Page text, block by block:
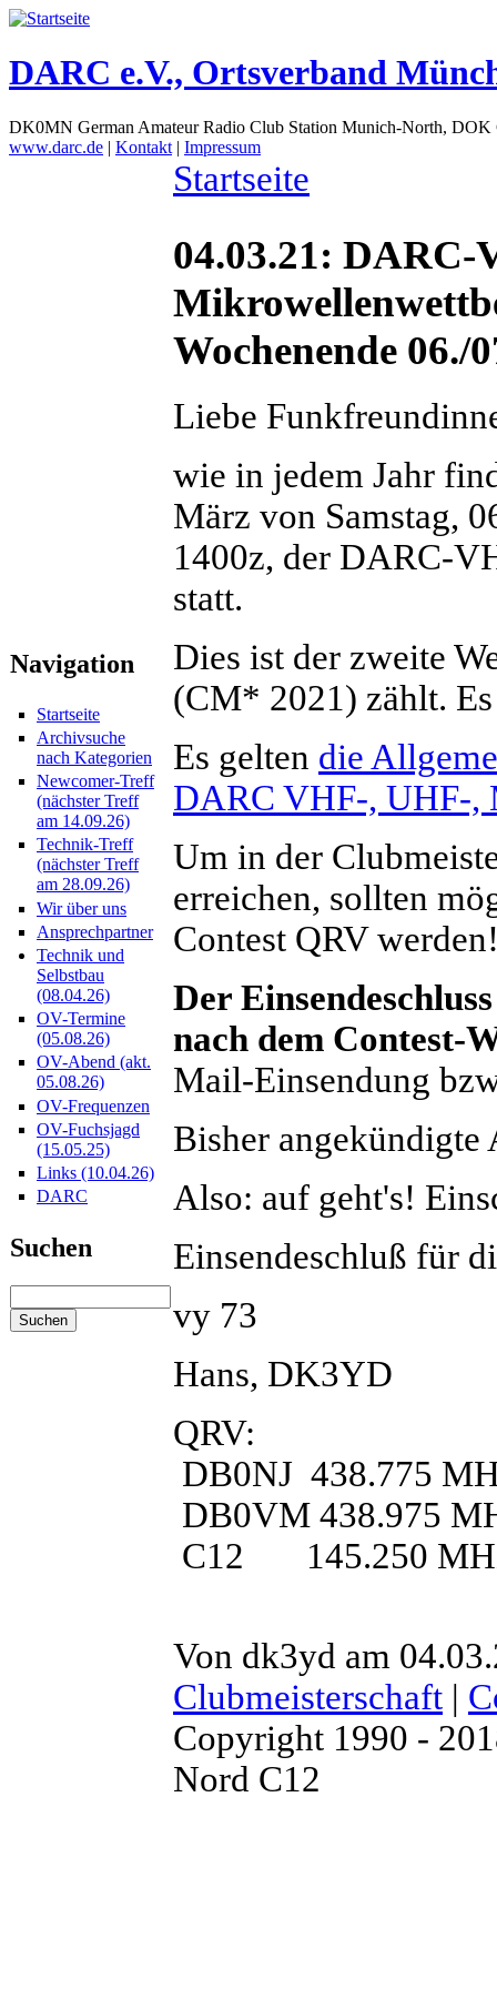
DARC e.V., Ortsverband
DK0MN German Amateur Radio Club Station Munich-North,
www.darc.de | Kontakt | Impressum
Navigation
Startseite
Archivsuche
nach Kategorien
Newcomer-Treff
(nächster Treff
am 14.09.26)
Technik-Treff
(nächster Treff
am 28.09.26)
Wir über uns
Ansprechpartner
Technik und
Selbstbau
(08.04.26)
OV-Termine
(05.08.26)
OV-Abend (akt.
05.08.26)
OV-Frequenzen
OV-Fuchsjagd
(15.05.25)
Links (10.04.26)
DARC
Suchen
Startseite
04.03.21:
Wochenende 06./
Liebe
wie in jedem Jahr
März von Samstag,
1400z, der DARC-
statt.
Dies ist der zweite
(CM* 2021) zählt.
Es gelten die
DARC VHF-, UHF-,
Um in der
erreichen, sollten
Contest QRV
Der
nach dem Contest-
Mail-Einsendung
Bisher
Also: auf geht's!
Einsendeschluß für
vy 73
Hans, DK3YD
QRV:
DB0NJ 438.775
DB0VM 438.975
C12 145.250
Von dk3yd am
Clubmeisterschaft |
Copyright 1990 -
Nord C12